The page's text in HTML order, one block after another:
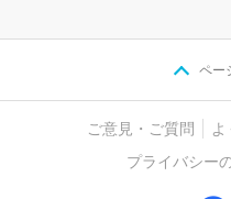
ペー
ご意見・ご質問
プライバシー